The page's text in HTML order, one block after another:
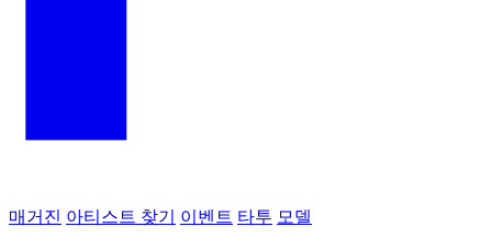
매거진 아티스트 찾기 이벤트 타투 모델